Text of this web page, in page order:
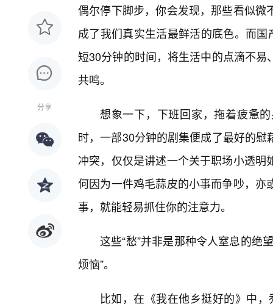
分享
偶尔停下脚步，你会发现，那些看似
成了我们真实生活最鲜活的底色。而
短30分钟的时间，将生活中的点滴不
共鸣。
想象一下，下班回家，拖着疲惫
时，一部30分钟的剧集便成了最好的
冲突，仅仅是讲述一个关于职场小透
何因为一件鸡毛蒜皮的小事而争吵，
事，就能轻易抓住你的注意力。
这些“愁”并非是那种令人窒息的绝
烦恼”。
比如，在《我在他乡挺好的》中